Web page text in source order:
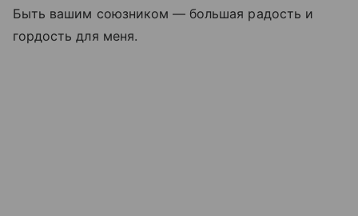
Быть вашим союзником — большая радость и
гордость для меня.